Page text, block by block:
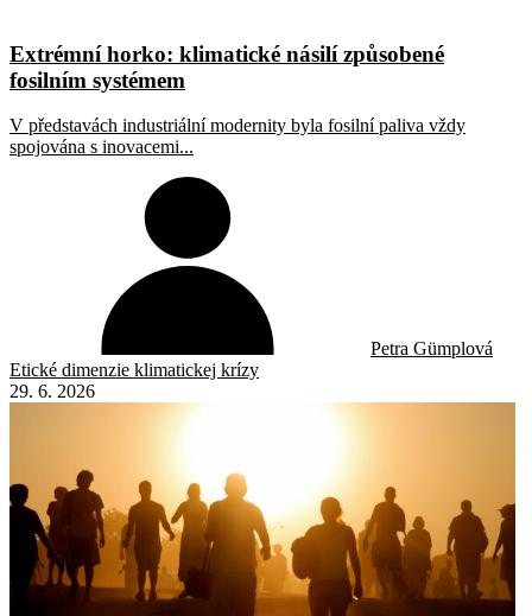
Extrémní horko: klimatické násilí způsobené
fosilním systémem
V představách industriální modernity byla fosilní paliva vždy
spojována s inovacemi...
Petra Gümplová
Etické dimenzie klimatickej krízy
29. 6. 2026